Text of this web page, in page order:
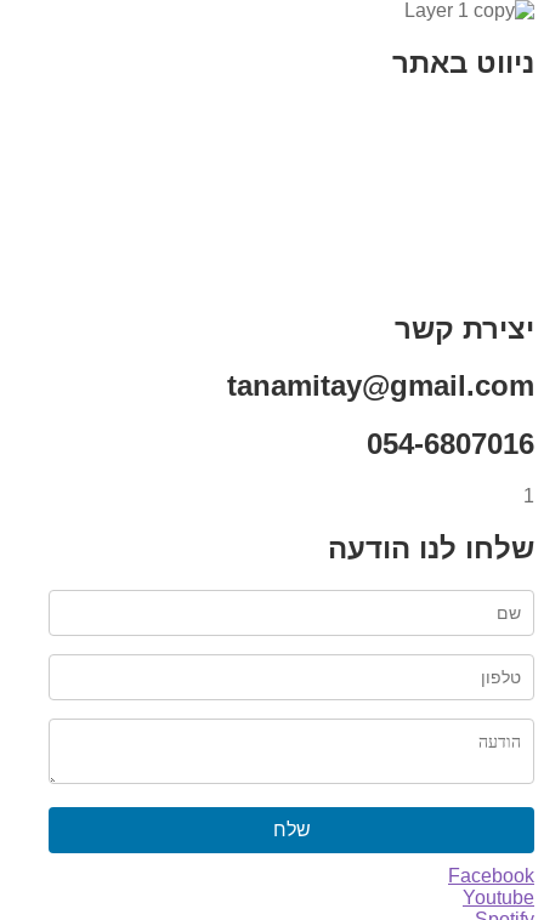
ניווט באתר
יצירת קשר
tanamitay@gmail.com
054-6807016
1
שלחו לנו הודעה
שלח
Facebook
Youtube